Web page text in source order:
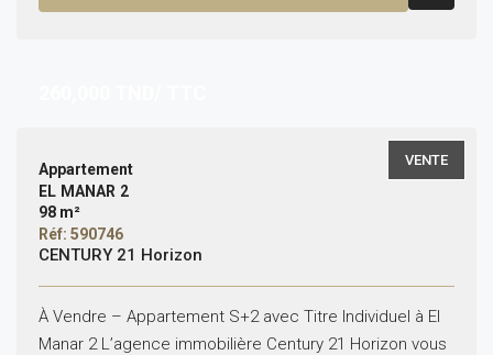
VENTE
Appartement
EL MANAR 2
98 m²
Réf: 590746
CENTURY 21 Horizon
À Vendre – Appartement S+2 avec Titre Individuel à El
Manar 2 L’agence immobilière Century 21 Horizon vous